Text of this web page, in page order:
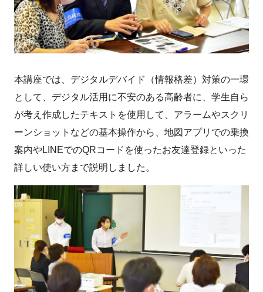
本講座では、デジタルデバイド（情報格差）対策の一環
として、デジタル活用に不安のある高齢者に、学生自ら
が考え作成したテキストを使用して、アラームやスクリ
ーンショットなどの基本操作から、地図アプリでの乗換
案内やLINEでのQRコードを使ったお友達登録といった
詳しい使い方まで説明しました。